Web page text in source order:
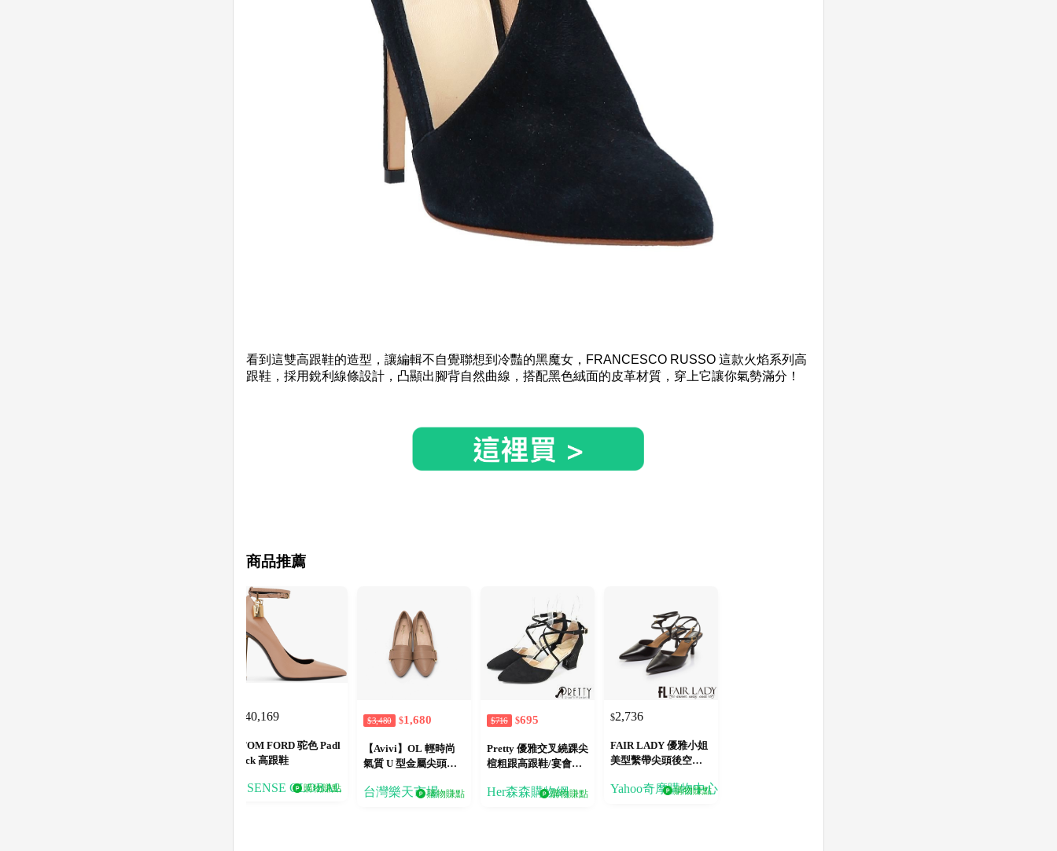
看到這雙高跟鞋的造型，讓編輯不自覺聯想到冷豔的黑魔女，FRANCESCO RUSSO 這款火焰系列高
跟鞋，採用銳利線條設計，凸顯出腳背自然曲線，搭配黑色絨面的皮革材質，穿上它讓你氣勢滿分！
商品推薦
40,169
TOM FORD 驼色 Padl
ock 高跟鞋
SSENSE GLOBAL
購物賺點
$3,480 $1,680
【Avivi】OL 輕時尚
氣質 U 型金屬尖頭高
台灣樂天市場購物賺點
$716 $695
Pretty 優雅交叉繞踝尖
楦粗跟高跟鞋/宴會鞋/
Her森森購物網購物賺點
$2,736
FAIR LADY 優雅小姐
美型繫帶尖頭後空高
Yahoo奇摩購物中心
購物賺點